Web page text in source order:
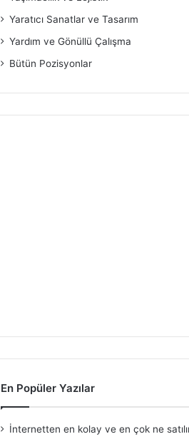
Yaratıcı Sanatlar ve Tasarım
Yardım ve Gönüllü Çalışma
Bütün Pozisyonlar
En Popüler Yazılar
İnternetten en kolay ve en çok ne